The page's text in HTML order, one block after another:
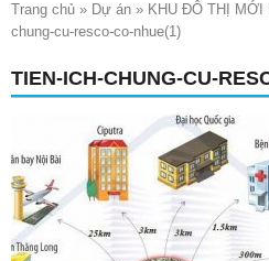
Trang chủ » Dự án » KHU ĐÔ THỊ MỚI
chung-cu-resco-co-nhue(1)
TIEN-ICH-CHUNG-CU-